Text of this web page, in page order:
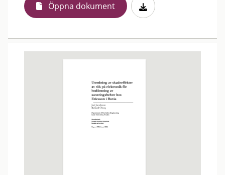
Öppna dokument